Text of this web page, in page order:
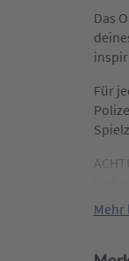
Das
Für
Mehr